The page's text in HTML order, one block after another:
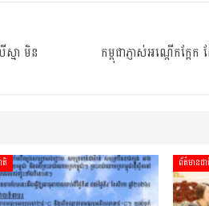
មា មិន កម្ពុជាភ្ញាស់អណ្តើកក្អ
តិ ព័ត៌មានជ